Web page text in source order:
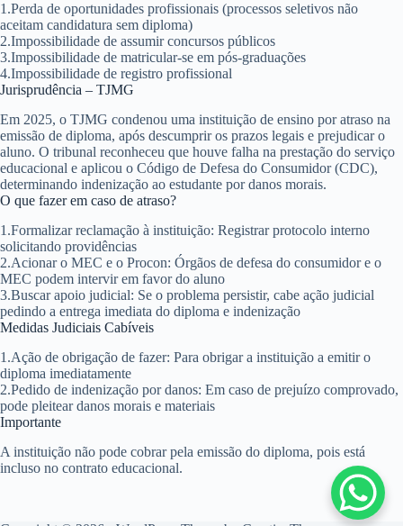
1.Perda de oportunidades profissionais (processos seletivos não
aceitam candidatura sem diploma)
2.Impossibilidade de assumir concursos públicos
3.Impossibilidade de matricular-se em pós-graduações
4.Impossibilidade de registro profissional
Jurisprudência – TJMG
Em 2025, o TJMG condenou uma instituição de ensino por atraso na
emissão de diploma, após descumprir os prazos legais e prejudicar o
aluno. O tribunal reconheceu que houve falha na prestação do serviço
educacional e aplicou o Código de Defesa do Consumidor (CDC),
determinando indenização ao estudante por danos morais.
O que fazer em caso de atraso?
1.Formalizar reclamação à instituição: Registrar protocolo interno
solicitando providências
2.Acionar o MEC e o Procon: Órgãos de defesa do consumidor e o
MEC podem intervir em favor do aluno
3.Buscar apoio judicial: Se o problema persistir, cabe ação judicial
pedindo a entrega imediata do diploma e indenização
Medidas Judiciais Cabíveis
1.Ação de obrigação de fazer: Para obrigar a instituição a emitir o
diploma imediatamente
2.Pedido de indenização por danos: Em caso de prejuízo comprovado,
pode pleitear danos morais e materiais
Importante
A instituição não pode cobrar pela emissão do diploma, pois está
incluso no contrato educacional.